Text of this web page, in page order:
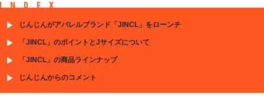
INDEX
じんじんがアパレルブランド「JINCL」をローンチ
「JINCL」のポイントとJサイズについて
「JINCL」の商品ラインナップ
じんじんからのコメント